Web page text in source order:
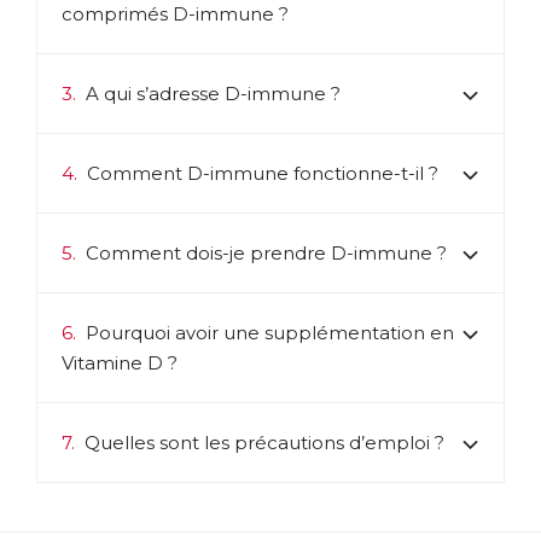
comprimés D-immune ?
3. A qui s’adresse D-immune ?
4. Comment D-immune fonctionne-t-il ?
5. Comment dois-je prendre D-immune ?
6. Pourquoi avoir une supplémentation en
Vitamine D ?
7. Quelles sont les précautions d’emploi ?